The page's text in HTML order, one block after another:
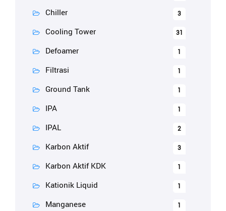
Chiller 3
Cooling Tower 31
Defoamer 1
Filtrasi 1
Ground Tank 1
IPA 1
IPAL 2
Karbon Aktif 3
Karbon Aktif KDK 1
Kationik Liquid 1
Manganese 1